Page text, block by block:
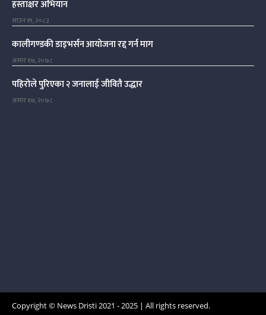
हस्ताक्षर अभियान
साउन १९, २०८३
कालीगण्डकी डाइभर्सन आयोजना रद्द गर्न माग
असार १७, २०७८
पहिरोले पुरिएका २ जनालाई जीवितै उद्धार
असार १७, २०७८
Copyright © News Dristi 2021 - 2025 | All rights reserved.